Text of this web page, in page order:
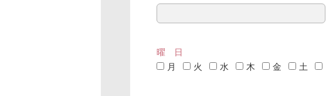
音楽 舞踊・ダンス
発声・ボイストレー
ニング
ジュニア・キッズ
曜 日
月
火 水 木 金 土